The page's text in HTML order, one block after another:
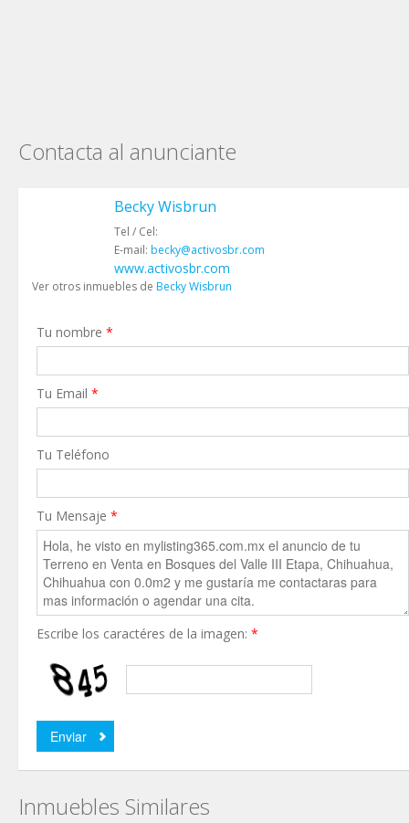
Contacta al anunciante
Becky Wisbrun
Tel / Cel:
E-mail: becky@activosbr.com
www.activosbr.com
Ver otros inmuebles de Becky Wisbrun
Tu nombre *
Tu Email *
Tu Teléfono
Tu Mensaje *
Escribe los caractéres de la imagen: *
Inmuebles Similares